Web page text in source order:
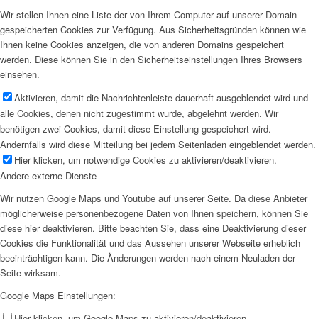
Wir stellen Ihnen eine Liste der von Ihrem Computer auf unserer Domain
gespeicherten Cookies zur Verfügung. Aus Sicherheitsgründen können wie
Ihnen keine Cookies anzeigen, die von anderen Domains gespeichert
werden. Diese können Sie in den Sicherheitseinstellungen Ihres Browsers
einsehen.
Aktivieren, damit die Nachrichtenleiste dauerhaft ausgeblendet wird und
alle Cookies, denen nicht zugestimmt wurde, abgelehnt werden. Wir
benötigen zwei Cookies, damit diese Einstellung gespeichert wird.
Andernfalls wird diese Mitteilung bei jedem Seitenladen eingeblendet werden.
Hier klicken, um notwendige Cookies zu aktivieren/deaktivieren.
Andere externe Dienste
Wir nutzen Google Maps und Youtube auf unserer Seite. Da diese Anbieter
möglicherweise personenbezogene Daten von Ihnen speichern, können Sie
diese hier deaktivieren. Bitte beachten Sie, dass eine Deaktivierung dieser
Cookies die Funktionalität und das Aussehen unserer Webseite erheblich
beeinträchtigen kann. Die Änderungen werden nach einem Neuladen der
Seite wirksam.
Google Maps Einstellungen: